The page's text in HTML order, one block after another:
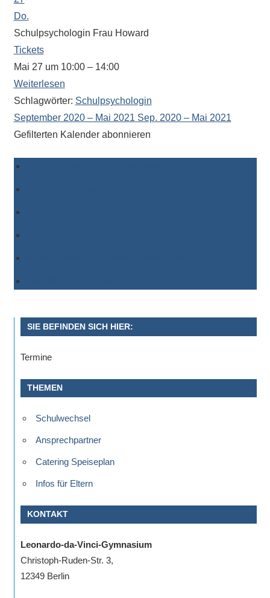
Do.
Schulpsychologin Frau Howard
Tickets
Mai 27 um 10:00 – 14:00
Weiterlesen
Schlagwörter: Schulpsychologin
September 2020 – Mai 2021 Sep. 2020 – Mai 2021
Gefilterten Kalender abonnieren
SIE BEFINDEN SICH HIER:
Termine
THEMEN
Schulwechsel
Ansprechpartner
Catering Speiseplan
Infos für Eltern
KONTAKT
Leonardo-da-Vinci-Gymnasium
Christoph-Ruden-Str. 3,
12349 Berlin